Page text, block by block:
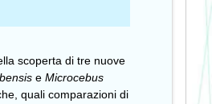
scoperta di tre nuove
eMicrocebus
quali comparazioni di